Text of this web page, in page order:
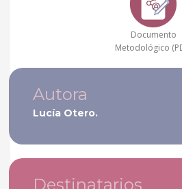
Documento
Metodológico
Autora
Lucía Otero.
Destinatarios